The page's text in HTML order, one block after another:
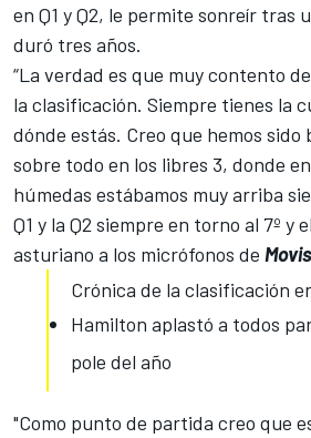
en Q1 y Q2, le permite sonreír tras
duró tres años.
“La verdad es que muy contento
la clasificación. Siempre tienes la
dónde estás. Creo que hemos
sobre todo en los libres 3, donde
húmedas estábamos muy arriba
Q1 y la Q2 siempre en torno al 7º y
asturiano a los micrófonos de
Crónica de la clasificación
Hamilton aplastó a todos
pole del año
"Como punto de partida creo que